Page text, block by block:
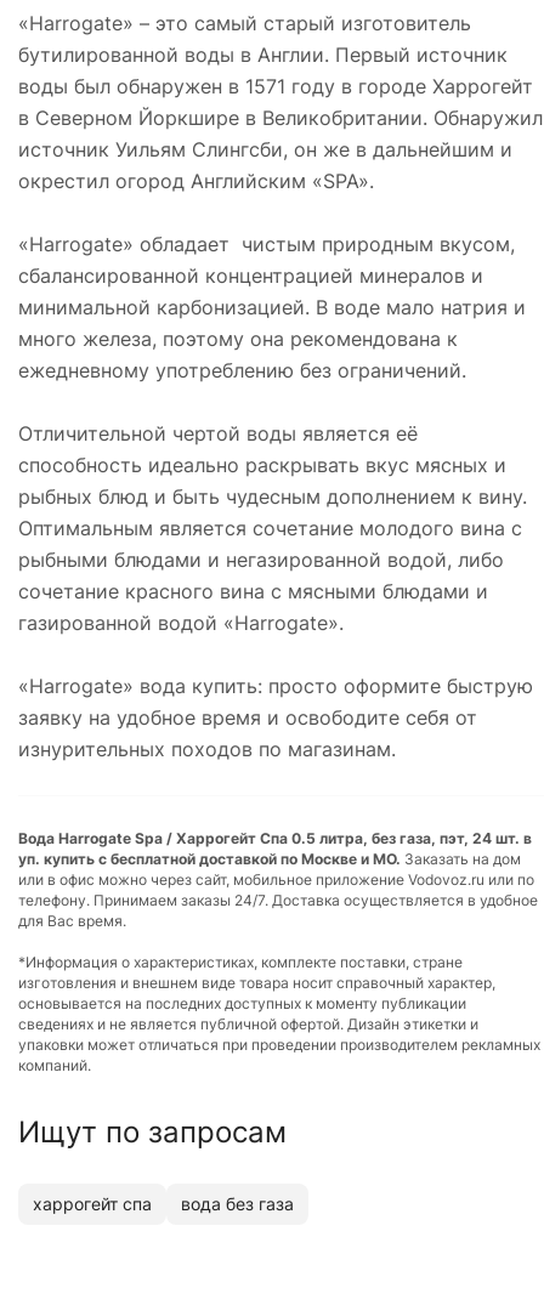
«Harrogate» – это самый старый изготовитель
бутилированной воды в Англии. Первый источник
воды был обнаружен в 1571 году в городе Харрогейт
в Северном Йоркшире в Великобритании. Обнаружил
источник Уильям Слингсби, он же в дальнейшим и
окрестил огород Английским «SPA».
«Harrogate» обладает чистым природным вкусом,
сбалансированной концентрацией минералов и
минимальной карбонизацией. В воде мало натрия и
много железа, поэтому она рекомендована к
ежедневному употреблению без ограничений.
Отличительной чертой воды является её
способность идеально раскрывать вкус мясных и
рыбных блюд и быть чудесным дополнением к вину.
Оптимальным является сочетание молодого вина с
рыбными блюдами и негазированной водой, либо
сочетание красного вина с мясными блюдами и
газированной водой «Harrogate».
«Harrogate» вода купить: просто оформите быструю
заявку на удобное время и освободите себя от
изнурительных походов по магазинам.
Вода Harrogate Spa / Харрогейт Спа 0.5 литра, без газа, пэт, 24 шт. в
уп. купить с бесплатной доставкой по Москве и МО. Заказать на дом
или в офис можно через сайт, мобильное приложение Vodovoz.ru или по
телефону. Принимаем заказы 24/7. Доставка осуществляется в удобное
для Вас время.
*Информация о характеристиках, комплекте поставки, стране
изготовления и внешнем виде товара носит справочный характер,
основывается на последних доступных к моменту публикации
сведениях и не является публичной офертой. Дизайн этикетки и
упаковки может отличаться при проведении производителем рекламных
компаний.
Ищут по запросам
харрогейт спа вода без газа